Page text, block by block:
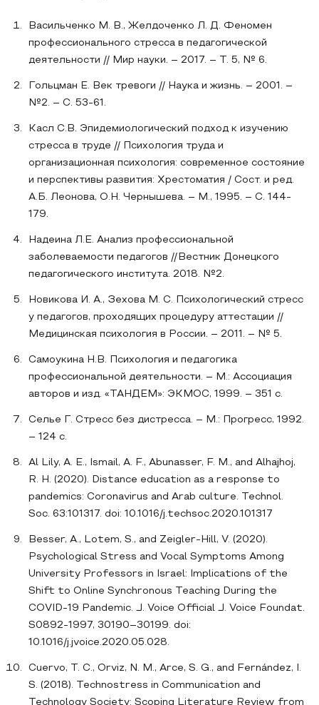
Васильченко М. В., Желдоченко Л. Д. Феномен
профессионального стресса в педагогической
деятельности // Мир науки. – 2017. – Т. 5, № 6.
Гольцман Е. Век тревоги // Наука и жизнь. – 2001. –
№2. – С. 53-61.
Касл С.В. Эпидемиологический подход к изучению
стресса в труде // Психология труда и
организационная психология: современное состояние
и перспективы развития: Хрестоматия / Сост. и ред.
А.Б. Леонова, О.Н. Чернышева. – М., 1995. – С. 144-
179.
Надеина Л.Е. Анализ профессиональной
заболеваемости педагогов //Вестник Донецкого
педагогического института. 2018. №2.
Новикова И. А., Зехова М. С. Психологический стресс
у педагогов, проходящих процедуру аттестации //
Медицинская психология в России. – 2011. – № 5.
Самоукина Н.В. Психология и педагогика
профессиональной деятельности. – М.: Ассоциация
авторов и изд. «ТАНДЕМ»: ЭКМОС, 1999. – 351 с.
Селье Г. Стресс без дистресса. – М.: Прогресс, 1992.
– 124 с.
Al Lily, A. E., Ismail, A. F., Abunasser, F. M., and Alhajhoj,
R. H. (2020). Distance education as a response to
pandemics: Coronavirus and Arab culture. Technol.
Soc. 63:101317. doi: 10.1016/j.techsoc.2020.101317
Besser, A., Lotem, S., and Zeigler-Hill, V. (2020).
Psychological Stress and Vocal Symptoms Among
University Professors in Israel: Implications of the
Shift to Online Synchronous Teaching During the
COVID-19 Pandemic. J. Voice Official J. Voice Foundat.
S0892-1997, 30190–30199. doi:
10.1016/j.jvoice.2020.05.028.
Cuervo, T. C., Orviz, N. M., Arce, S. G., and Fernández, I.
S. (2018). Technostress in Communication and
Technology Society: Scoping Literature Review from